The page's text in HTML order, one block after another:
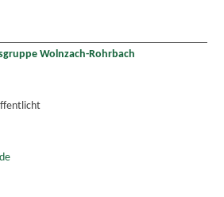
Wolnzach-Rohrbach